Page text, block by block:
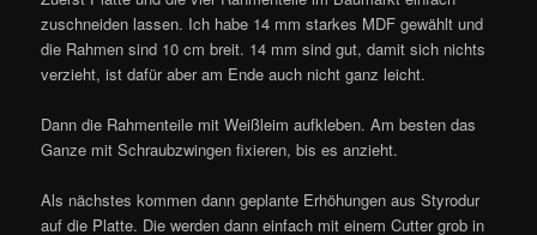
zuschneiden lassen. Ich habe 14 mm starkes MDF gewählt und
die Rahmen sind 10 cm breit. 14 mm sind gut, damit sich nichts
verzieht, ist dafür aber am Ende auch nicht ganz leicht.
Dann die Rahmenteile mit Weißleim aufkleben. Am besten das
Ganze mit Schraubzwingen fixieren, bis es anzieht.
Als nächstes kommen dann geplante Erhöhungen aus Styrodur
auf die Platte. Die werden dann einfach mit einem Cutter grob in